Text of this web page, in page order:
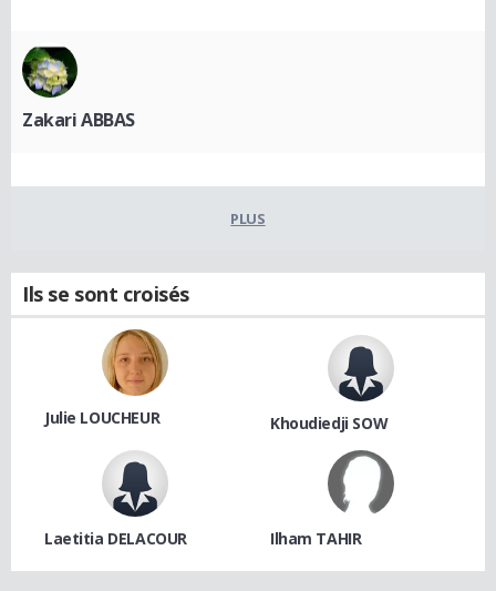
Zakari ABBAS
PLUS
Ils se sont croisés
Julie LOUCHEUR Khoudiedji SOW
Laetitia DELACOUR Ilham TAHIR